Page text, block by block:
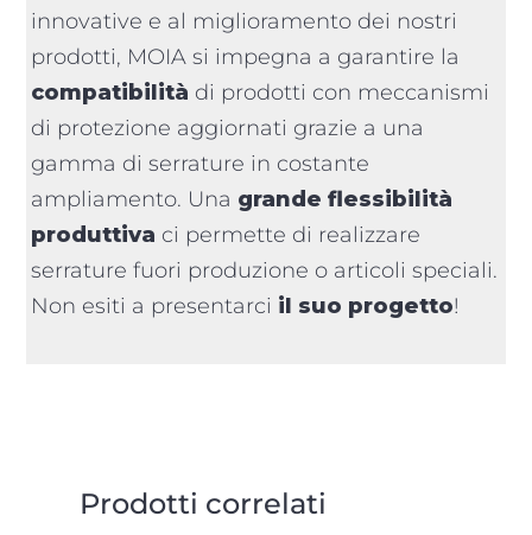
innovative e al miglioramento dei nostri
prodotti, MOIA si impegna a garantire la
compatibilità di prodotti con meccanismi
di protezione aggiornati grazie a una
gamma di serrature in costante
ampliamento. Una grande flessibilità
produttiva ci permette di realizzare
serrature fuori produzione o articoli speciali.
Non esiti a presentarci il suo progetto!
Prodotti correlati